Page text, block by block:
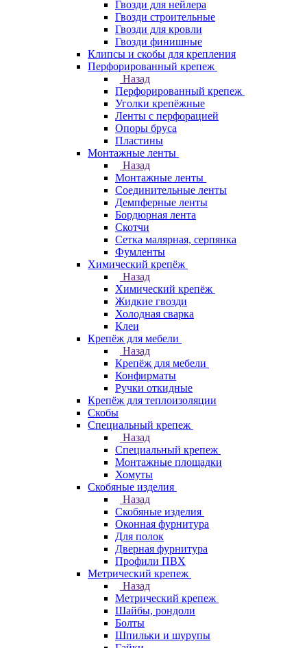
Гвозди для нейлера
Гвозди строительные
Гвозди для кровли
Гвозди финишные
Клипсы и скобы для крепления
Перфорированный крепеж
Назад
Перфорированный крепеж
Уголки крепёжные
Ленты с перфорацией
Опоры бруса
Пластины
Монтажные ленты
Назад
Монтажные ленты
Соединительные ленты
Демпферные ленты
Бордюрная лента
Скотчи
Сетка малярная, серпянка
Фумленты
Химический крепёж
Назад
Химический крепёж
Жидкие гвозди
Холодная сварка
Клеи
Крепёж для мебели
Назад
Крепёж для мебели
Конфирматы
Ручки откидные
Крепёж для теплоизоляции
Скобы
Специальный крепеж
Назад
Специальный крепеж
Монтажные площадки
Хомуты
Скобяные изделия
Назад
Скобяные изделия
Оконная фурнитура
Для полок
Дверная фурнитура
Профили ПВХ
Метрический крепеж
Назад
Метрический крепеж
Шайбы, рондоли
Болты
Шпильки и шурупы